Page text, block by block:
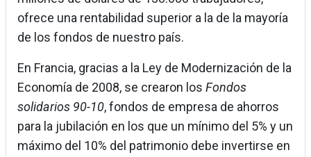
ofrece una rentabilidad superior a la de la mayoría
de los fondos de nuestro país.
En Francia, gracias a la Ley de Modernización de la
Economía de 2008, se crearon los Fondos
solidarios 90-10, fondos de empresa de ahorros
para la jubilación en los que un mínimo del 5% y un
máximo del 10% del patrimonio debe invertirse en